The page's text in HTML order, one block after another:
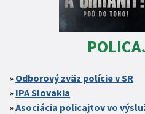
Odborový zväz polície v SR
IPA Slovakia
Asociácia policajtov vo